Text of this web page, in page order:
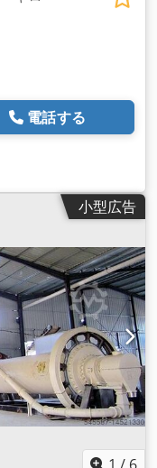
電話する
小型広告